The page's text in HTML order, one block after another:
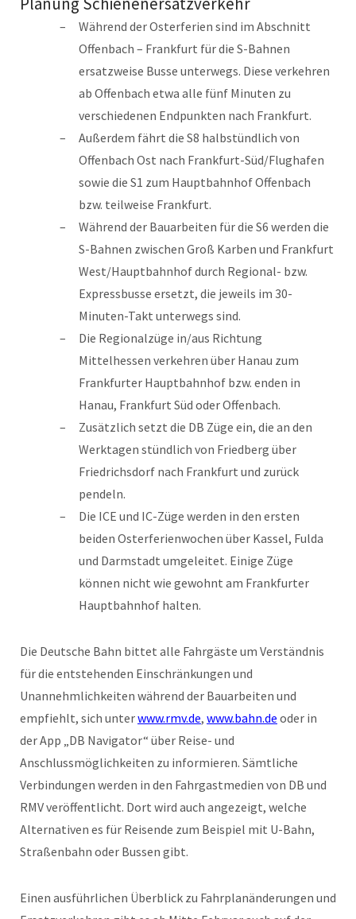
Während der Osterferien sind im Abschnitt
Offenbach – Frankfurt für die S-Bahnen
ersatzweise Busse unterwegs. Diese verkehren
ab Offenbach etwa alle fünf Minuten zu
verschiedenen Endpunkten nach Frankfurt.
Außerdem fährt die S8 halbstündlich von
Offenbach Ost nach Frankfurt-Süd/Flughafen
sowie die S1 zum Hauptbahnhof Offenbach
bzw. teilweise Frankfurt.
Während der Bauarbeiten für die S6 werden die
S-Bahnen zwischen Groß Karben und Frankfurt
West/Hauptbahnhof durch Regional- bzw.
Expressbusse ersetzt, die jeweils im 30-
Minuten-Takt unterwegs sind.
Die Regionalzüge in/aus Richtung
Mittelhessen verkehren über Hanau zum
Frankfurter Hauptbahnhof bzw. enden in
Hanau, Frankfurt Süd oder Offenbach.
Zusätzlich setzt die DB Züge ein, die an den
Werktagen stündlich von Friedberg über
Friedrichsdorf nach Frankfurt und zurück
pendeln.
Die ICE und IC-Züge werden in den ersten
beiden Osterferienwochen über Kassel, Fulda
und Darmstadt umgeleitet. Einige Züge
können nicht wie gewohnt am Frankfurter
Hauptbahnhof halten.
Die Deutsche Bahn bittet alle Fahrgäste um Verständnis
für die entstehenden Einschränkungen und
Unannehmlichkeiten während der Bauarbeiten und
empfiehlt, sich unterwww.rmv.de, www.bahn.de oder in
der App „DB Navigator“ über Reise- und
Anschlussmöglichkeiten zu informieren. Sämtliche
Verbindungen werden in den Fahrgastmedien von DB und
RMV veröffentlicht. Dort wird auch angezeigt, welche
Alternativen es für Reisende zum Beispiel mit U-Bahn,
Straßenbahn oder Bussen gibt.
Einen ausführlichen Überblick zu Fahrplanänderungen und